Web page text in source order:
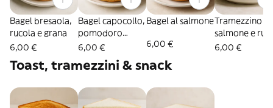
Bagel bresaola,
rucola e grana
6,00 €
Bagel capocollo,
pomodoro
secco e
mozzarella
6,00 €
Bagel al salmone
6,00 €
Tramezzino
salmone e
6,00 €
Toast, tramezzini & snack